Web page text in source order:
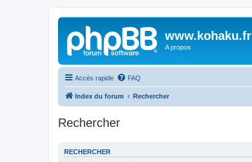
www.kohaku.fr
A propos
Accès rapide FAQ
Index du forum Rechercher
Rechercher
RECHERCHER